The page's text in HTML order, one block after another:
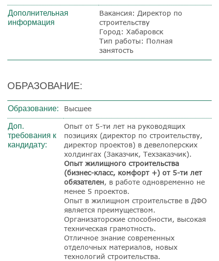
Дополнительная
информация
Вакансия: Директор по
строительству
Город: Хабаровск
Тип работы: Полная
занятость
ОБРАЗОВАНИЕ:
Образование: Высшее
Доп.
требования к
кандидату:
Опыт от 5-ти лет на руководящих
позициях (директор по строительству,
директор проектов) в девелоперских
холдингах (Заказчик, Техзаказчик).
Опыт жилищного строительства
(бизнес-класс, комфорт +) от 5-ти лет
обязателен, в работе одновременно не
менее 5 проектов.
Опыт в жилищном строительстве в ДФО
является преимуществом.
Организаторские способности, высокая
техническая грамотность.
Отличное знание современных
отделочных материалов, новых
технологий строительства.